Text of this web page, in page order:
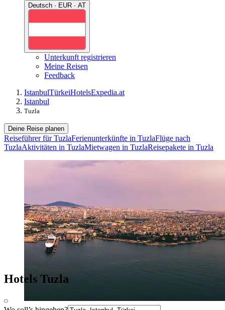
Deutsch · EUR · AT
Unterkunft registrieren
Meine Reisen
Feedback
IstanbulTürkeiHotelsExpedia.at
Istanbul
Tuzla
Deine Reise planen
Reiseführer für TuzlaFerienunterkünfte in TuzlaFlüge nach
TuzlaAktivitäten in TuzlaMietwagen in TuzlaReisepakete in Tuzla
Hotels Tuzla